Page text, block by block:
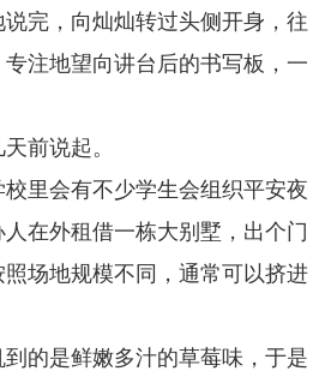
完，向灿灿转过头侧开身，往
注地望向讲台后的书写板，一
前说起。
里会有不少学生会组织平安夜
在外租借一栋大别墅，出个门
场地规模不同，通常可以挤进
的是鲜嫩多汁的草莓味，于是